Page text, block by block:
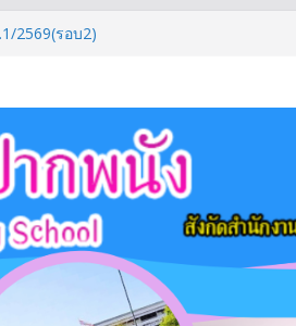
2569(รอบ2)
บชั้น ม.4/2569